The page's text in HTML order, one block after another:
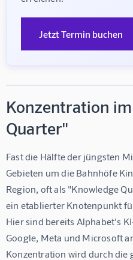
Jetzt Termin buchen
Konzentration
Quarter"
Fast die Hälfte der jüngsten
Gebieten um die Bahnhöfe
Region, oft als "Knowledge
ein etablierter Knotenpunkt
Hier sind bereits Alphabet's
Google, Meta und Microsoft
Konzentration wird durch die